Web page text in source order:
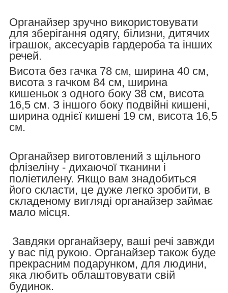
Органайзер зручно використовувати
для зберігання одягу, білизни, дитячих
іграшок, аксесуарів гардероба та інших
речей.
Висота без гачка 78 см, ширина 40 см,
висота з гачком 84 см, ширина
кишеньок з одного боку 38 см, висота
16,5 см. З іншого боку подвійні кишені,
ширина однієї кишені 19 см, висота 16,5
см.
Органайзер виготовлений з щільного
флізеліну - дихаючої тканини і
поліетилену. Якщо вам знадобиться
його скласти, це дуже легко зробити, в
складеному вигляді органайзер займає
мало місця.
Завдяки органайзеру, ваші речі завжди
у вас під рукою. Органайзер також буде
прекрасним подарунком, для людини,
яка любить облаштовувати свій
будинок.